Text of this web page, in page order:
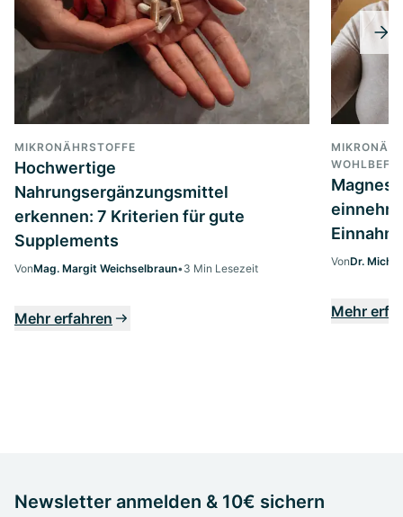
MIKRONÄHRSTOFFE
Hochwertige
Nahrungsergänzungsmittel
erkennen: 7 Kriterien für gute
Supplements
VonMag. Margit Weichselbraun•3 Min Lesezeit
Mehr erfahren
VonDr.
Mehr
Newsletter anmelden & 10€ sichern